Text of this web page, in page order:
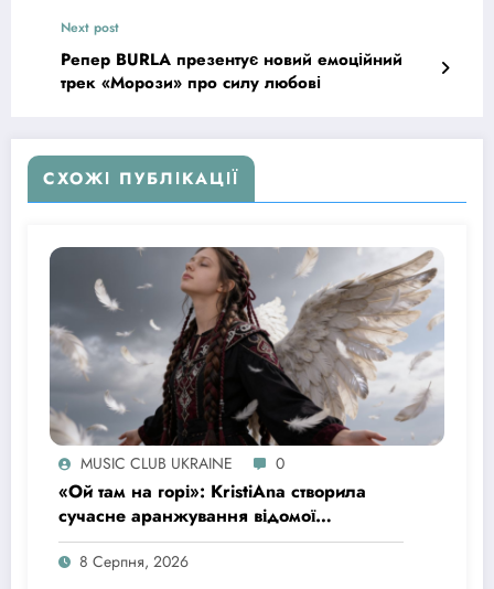
Next post
Репер BURLA презентує новий емоційний
трек «Морози» про силу любові
СХОЖІ ПУБЛІКАЦІЇ
MUSIC CLUB UKRAINE 0
«Ой там на горі»: KristiAna створила
сучасне аранжування відомої
української народної пісні
8 Серпня, 2026